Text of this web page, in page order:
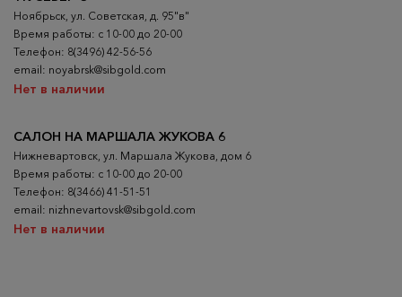
Ноябрьск, ул. Советская, д. 95"в"
Время работы: с 10-00 до 20-00
Телефон: 8(3496) 42-56-56
email: noyabrsk@sibgold.com
Нет в наличии
САЛОН НА МАРШАЛА ЖУКОВА 6
Нижневартовск, ул. Маршала Жукова, дом 6
Время работы: с 10-00 до 20-00
Телефон: 8(3466) 41-51-51
email: nizhnevartovsk@sibgold.com
Нет в наличии